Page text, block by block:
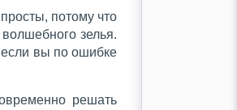
потому что
зелья.
если вы по ошибке
решать